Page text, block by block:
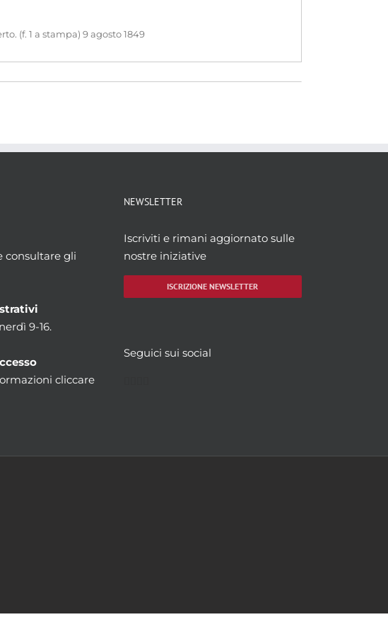
(f. 1 a stampa) 9 agosto 1849
consultare gli
9-16.
cliccare
NEWSLETTER
Iscriviti e rimani aggiornato sulle
nostre iniziative
ISCRIZIONE NEWSLETTER
Seguici sui social